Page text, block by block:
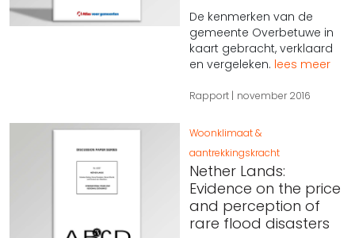
De kenmerken van de
gemeente Overbetuwe in
kaart gebracht, verklaard
en vergeleken. lees meer
Rapport november 2016
Woonklimaat &
aantrekkingskracht
Nether Lands:
Evidence on the price
and perception of
rare flood disasters